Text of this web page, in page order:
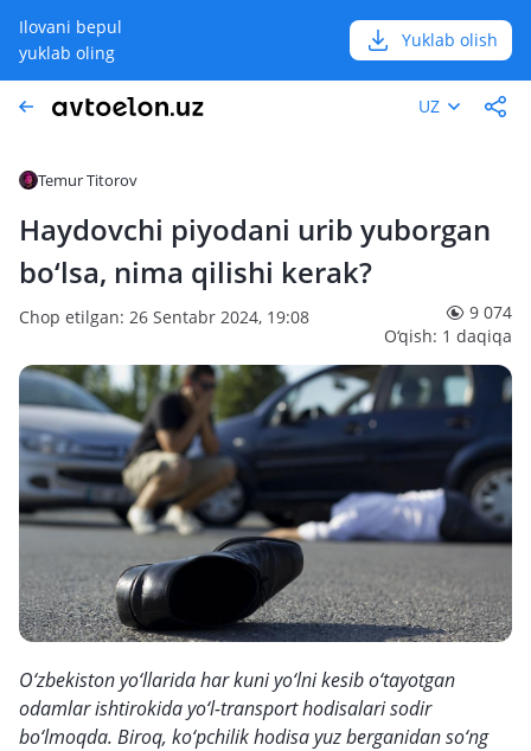
Ilovani bepul
yuklab oling
Yuklab olish
UZ
Temur Titorov
Haydovchi piyodani urib yuborgan
bo‘lsa, nima qilishi kerak?
Chop etilgan: 26 Sentabr 2024, 19:08
9 074
O‘qish: 1 daqiqa
O‘zbekiston yo‘llarida har kuni yo‘lni kesib o‘tayotgan
odamlar ishtirokida yo‘l-transport hodisalari sodir
bo‘lmoqda. Biroq, ko‘pchilik hodisa yuz berganidan so‘ng